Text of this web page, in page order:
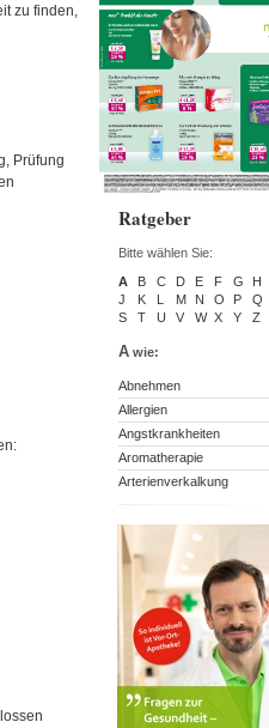
zu finden,
Prüfung
Ratgeber
Bitte wählen Sie:
A
B C D E F G H
J
K L M N O P Q
S
T U V W X Y Z
A wie:
Abnehmen
Allergien
Angstkrankheiten
Aromatherapie
Arterienverkalkung